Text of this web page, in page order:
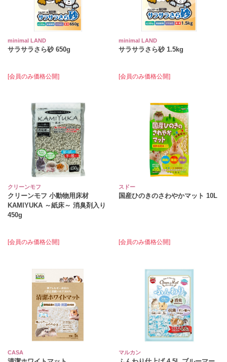
minimal LAND
サラサラさら砂 650g
[会員のみ価格公開]
minimal LAND
サラサラさら砂 1.5kg
[会員のみ価格公開]
クリーンモフ
クリーンモフ 小動物用床材
KAMIYUKA ～紙床～ 消臭剤入り
450g
[会員のみ価格公開]
スドー
国産ひのきのさわやかマット 10L
[会員のみ価格公開]
CASA マルカン